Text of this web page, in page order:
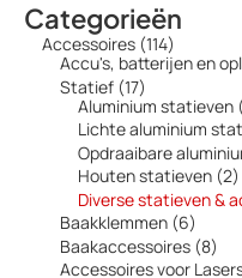
Categorieën
Accessoires 1141
1
4
p
r
o
d
u
c
e
n
Accu's, batterijen en
Statief 171
7
p
r
o
d
u
c
t
e
Aluminium statieven
Lichte aluminium
Opdraaibare
Houten statieven 22
p
r
u
Diverse statieven &
Baakklemmen 66
p
r
Baakaccessoires 88
p
Accessoires voor